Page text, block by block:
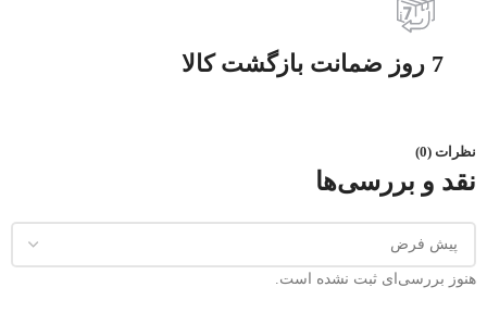
7 روز ضمانت بازگشت کالا
نظرات (0)
نقد و بررسی‌ها
هنوز بررسی‌ای ثبت نشده است.